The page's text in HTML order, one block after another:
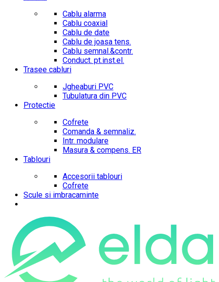
Cablu alarma
Cablu coaxial
Cablu de date
Cablu de joasa tens.
Cablu semnal.&contr.
Conduct. pt.inst.el.
Trasee cabluri
Jgheaburi PVC
Tubulatura din PVC
Protectie
Cofrete
Comanda & semnaliz.
Intr. modulare
Masura & compens. ER
Tablouri
Accesorii tablouri
Cofrete
Scule si imbracaminte